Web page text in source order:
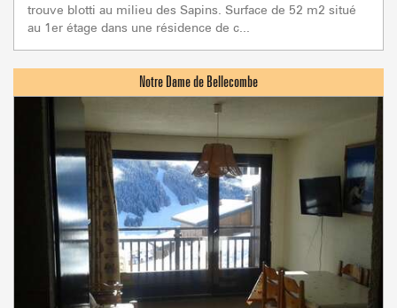
trouve blotti au milieu des Sapins. Surface de 52 m2 situé
au 1er étage dans une résidence de c...